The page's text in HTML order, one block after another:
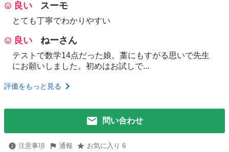
良い スーモ
とても丁寧でわかりやすい
良い ねーさん
テストで数学14点だった娘。藁にもすがる思いで先生
にお願いしました。初めはお試しで...
評価をもっと見る
問い合わせ
注意事項 通報 お気に入り 6